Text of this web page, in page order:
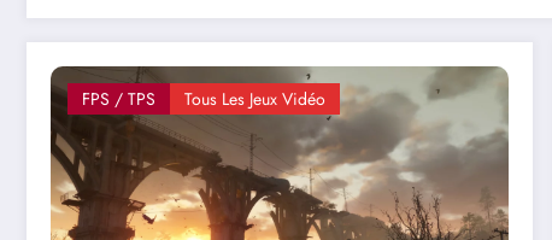
FPS / TPS Tous Les Jeux Vidéo